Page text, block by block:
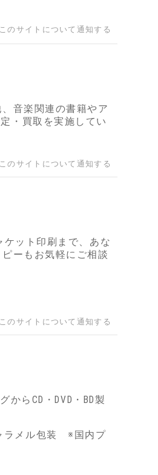
このサイトについて通知する
音楽関連の書籍やア
・買取を実施してい
このサイトについて通知する
ケット印刷まで、あな
ーもお気軽にご相談
このサイトについて通知する
らCD・DVD・BD製
ラメル包装 ※国内プ